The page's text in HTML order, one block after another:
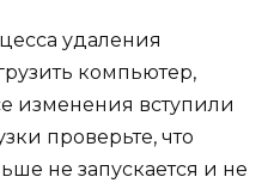
удаления
компьютер,
изменения вступили
проверьте, что
не запускается и не